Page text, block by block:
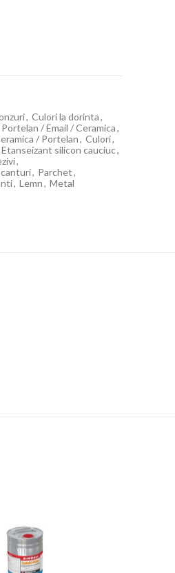
, Culori la dorinta,
Portelan / Email / Ceramica,
/ Portelan, Culori,
Etanseizant silicon cauciuc,
,
, Parchet,
, Lemn, Metal